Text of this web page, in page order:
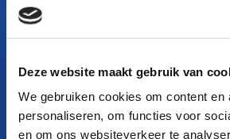
Deze website maakt gebruik van
We gebruiken cookies om content en
personaliseren, om functies voor
en om ons websiteverkeer te
PROFESSIONEEL